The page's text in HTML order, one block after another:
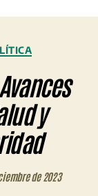
y
de 2023